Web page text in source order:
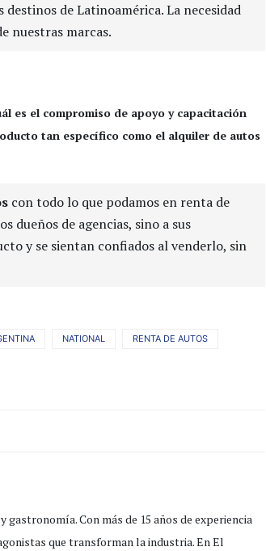
de Latinoamérica. La necesidad
nuestras marcas.
es el compromiso de apoyo y capacitación
tan específico como el alquiler de autos
con todo lo que podamos en renta de
dueños de agencias, sino a sus
y se sientan confiados al venderlo, sin
NATIONAL RENTA DE AUTOS
Con más de 15 años de experiencia
que transforman la industria. En El